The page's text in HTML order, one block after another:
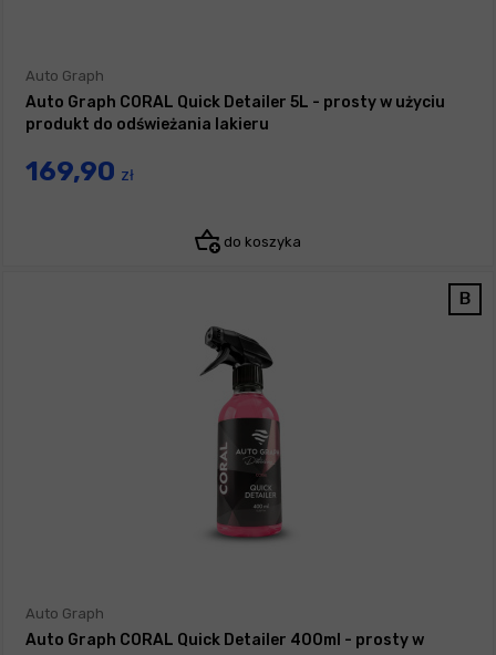
Auto Graph
Auto Graph CORAL Quick Detailer 5L - prosty w użyciu
produkt do odświeżania lakieru
169,90 zł
do koszyka
Auto Graph
Auto Graph CORAL Quick Detailer 400ml - prosty w